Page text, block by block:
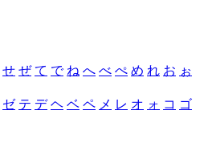
せ ぜ て で ね へ べ ぺ め れ お ぉ
ゼ テ デ ヘ ベ ペ メ レ オ ォ コ ゴ